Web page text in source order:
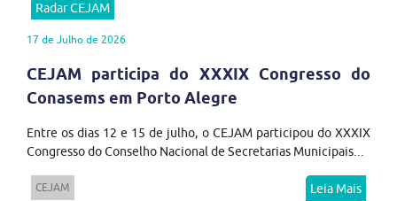
Radar CEJAM
17 de Julho de 2026
CEJAM participa do XXXIX Congresso do
Conasems em Porto Alegre
Entre os dias 12 e 15 de julho, o CEJAM participou do XXXIX
Congresso do Conselho Nacional de Secretarias Municipais...
CEJAM Leia Mais